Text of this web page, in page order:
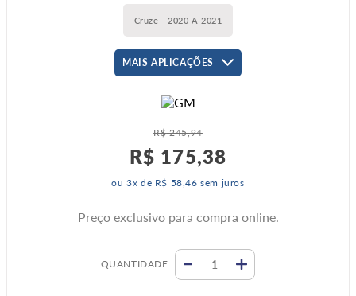
Cruze - 2020 A 2021
MAIS APLICAÇÕES
R$ 245,94
R$ 175,38
ou3x de R$ 58 ,46 sem juros
Preço exclusivo para compra online.
QUANTIDADE